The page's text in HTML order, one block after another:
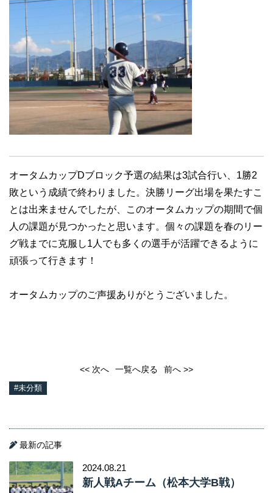
オータムカップDブロック予選の結果は3試合行い、1勝2
敗という成績で終わりました。決勝リーグ出場を果たすこ
とは出来ませんでしたが、このオータムカップの期間で個
人の課題が見つかったと思います。個々の課題を春のリー
グ戦までに克服し1人でも多くの選手が活躍できるように
頑張って行きます！
オータムカップのご声援ありがとうございました。
<< 次へ 一覧へ戻る 前へ >>
#未分類
最新の記事
2024.08.21
新人戦Aチーム（松本大学B戦）